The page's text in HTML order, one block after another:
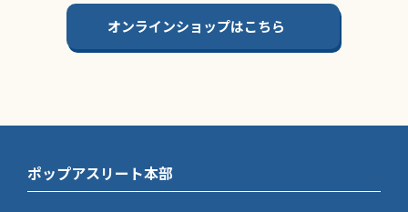
オンラインショップはこちら
ポップアスリート本部